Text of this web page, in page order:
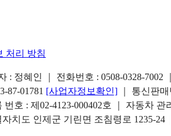
처리 방침
: 정혜인 ｜ 전화번호 : 0508-0328-7002
87-01781 [사업자정보확인]
｜ 통신판
호 : 제02-4123-000402호 ｜ 자동차
치도 인제군 기린면 조침령로 1235-